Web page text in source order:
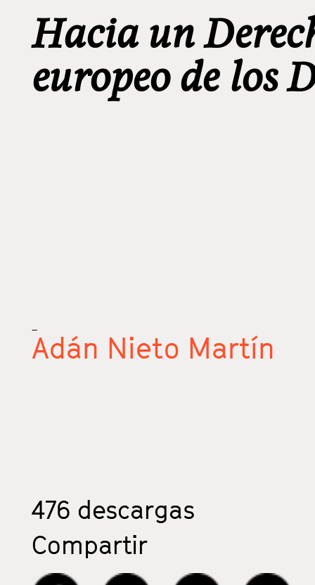
Hacia un
europeo de los
_
Adán Nieto Martín
476 descargas
Compartir